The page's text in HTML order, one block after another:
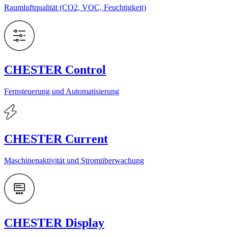
Raumluftqualität (CO2, VOC, Feuchtigkeit)
CHESTER Control
Fernsteuerung und Automatisierung
CHESTER Current
Maschinenaktivität und Stromüberwachung
CHESTER Display